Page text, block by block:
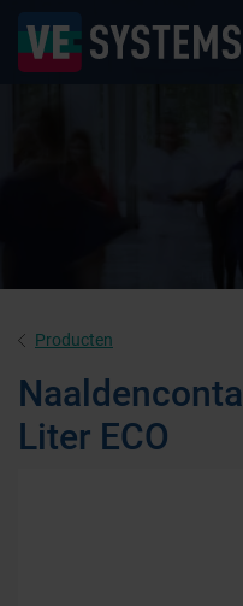
Producten
Liter ECO